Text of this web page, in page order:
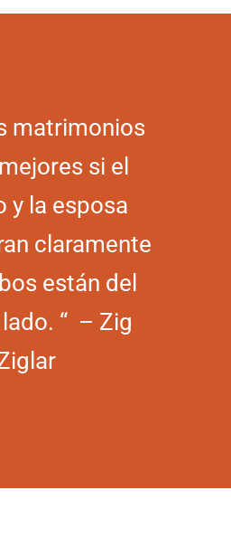
matrimonios
si el
y la esposa
claramente
están del
“ – Zig